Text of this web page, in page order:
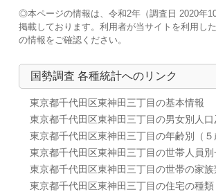
◎本ページの情報は、令和2年（調査日 2020年
掲載しております。利用者が当サイトを利用し
の情報をご確認ください。
国勢調査 各種統計へのリンク
東京都千代田区東神田三丁目の基本情報
東京都千代田区東神田三丁目の男女別人
東京都千代田区東神田三丁目の年齢別（
東京都千代田区東神田三丁目の世帯人員
東京都千代田区東神田三丁目の世帯の家
東京都千代田区東神田三丁目の住宅の種